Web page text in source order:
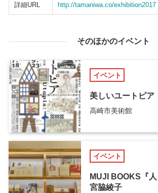
詳細URL http://tamaniwa.co/exhibition2017
そのほかのイベント
イベント
美しいユートピア
高崎市美術館
イベント
MUJI BOOKS『
宮脇綾子